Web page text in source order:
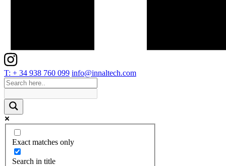
T: + 34 938 760 099 info@innaltech.com
Exact matches only
Search in title